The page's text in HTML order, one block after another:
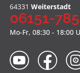
64331 Weiterstadt
06151-
Mo-Fr, 08:30 - 18:00